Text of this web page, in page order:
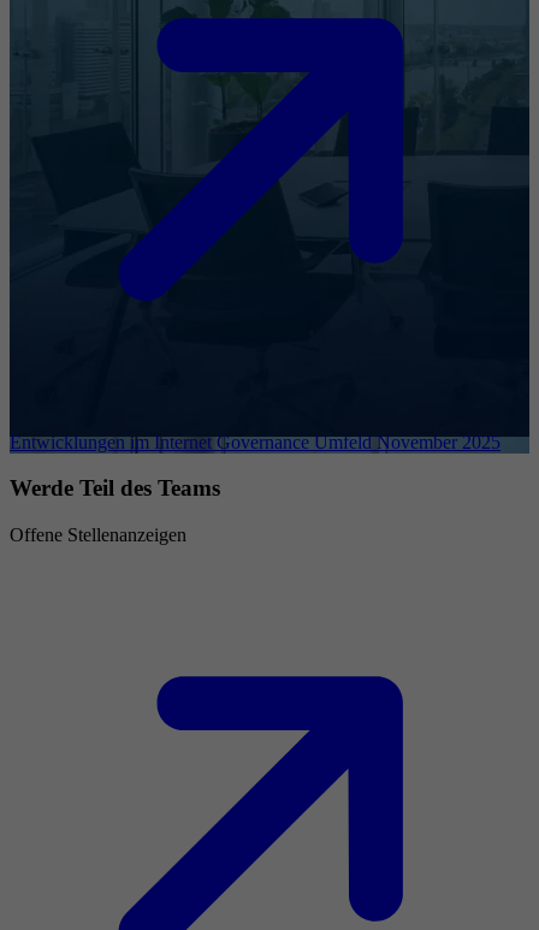
Entwicklungen im Internet Governance Umfeld November 2025
Werde Teil des Teams
Offene Stellenanzeigen